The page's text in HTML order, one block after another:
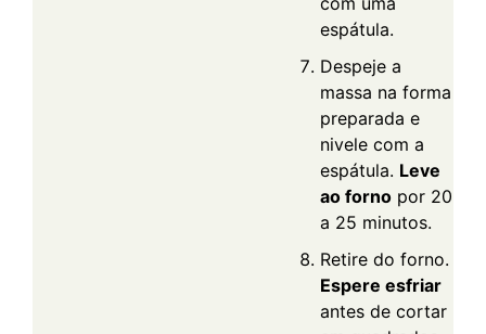
espátula.
Despeje a
massa na forma
preparada e
nivele com a
espátula. Leve
ao forno por 20
a 25 minutos.
Retire do forno.
Espere esfriar
antes de cortar